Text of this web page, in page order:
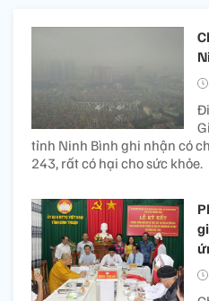
tỉnh Ninh Bình ghi nhận có
243, rất có hại cho sức khỏe.